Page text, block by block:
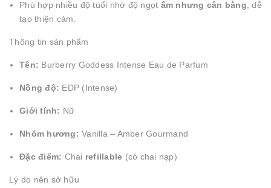
Phù hợp nhiều độ tuổi nhờ độ ngọt ấm nhưng cân bằng , dễ
tạo thiện cảm.
Thông tin sản phẩm
Tên: Burberry Goddess Intense Eau de Parfum
Nồng độ: EDP (Intense)
Giới tính: Nữ
Nhóm hương: Vanilla – Amber Gourmand
Đặc điểm: Chai refillable (có chai nạp)
Lý do nên sở hữu